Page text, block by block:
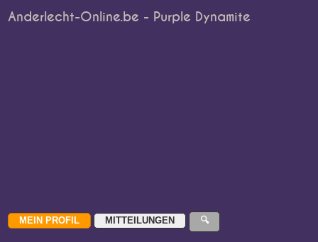
Anderlecht-Online.be - Purple Dynamite